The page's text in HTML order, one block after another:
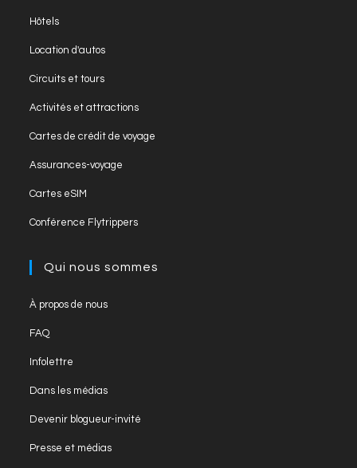
Hôtels
Location d'autos
Circuits et tours
Activités et attractions
Cartes de crédit de voyage
Assurances-voyage
Cartes eSIM
Conférence Flytrippers
Qui nous sommes
À propos de nous
FAQ
Infolettre
Dans les médias
Devenir blogueur-invité
Presse et médias